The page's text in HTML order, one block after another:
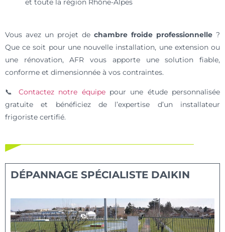
et toute la région Rhône-Alpes
Vous avez un projet de chambre froide professionnelle ?
Que ce soit pour une nouvelle installation, une extension ou
une rénovation, AFR vous apporte une solution fiable,
conforme et dimensionnée à vos contraintes.
📞 Contactez notre équipepour une étude personnalisée
gratuite et bénéficiez de l’expertise d’un installateur
frigoriste certifié.
DÉPANNAGE SPÉCIALISTE DAIKIN